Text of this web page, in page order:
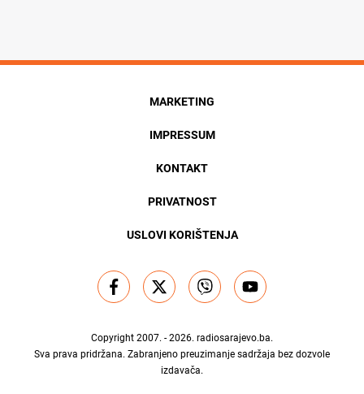
MARKETING
IMPRESSUM
KONTAKT
PRIVATNOST
USLOVI KORIŠTENJA
Copyright 2007. - 2026. radiosarajevo.ba.
Sva prava pridržana. Zabranjeno preuzimanje sadržaja bez dozvole
izdavača.